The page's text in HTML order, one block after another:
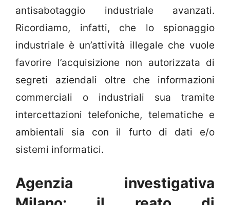
antisabotaggio industriale avanzati.
Ricordiamo, infatti, che lo spionaggio
industriale è un’attività illegale che vuole
favorire l’acquisizione non autorizzata di
segreti aziendali oltre che informazioni
commerciali o industriali sua tramite
intercettazioni telefoniche, telematiche e
ambientali sia con il furto di dati e/o
sistemi informatici.
Agenzia investigativa